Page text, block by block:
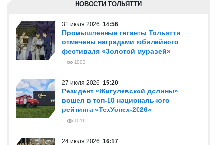
НОВОСТИ ТОЛЬЯТТИ
31 июля 2026 14:56
Промышленные гиганты Тольятти
отмечены наградами юбилейного
фестиваля «Золотой муравей»
1003
27 июля 2026 15:20
Резидент «Жигулевской долины»
вошел в топ-10 национального
рейтинга «ТехУспех-2026»
1016
24 июля 2026 16:17